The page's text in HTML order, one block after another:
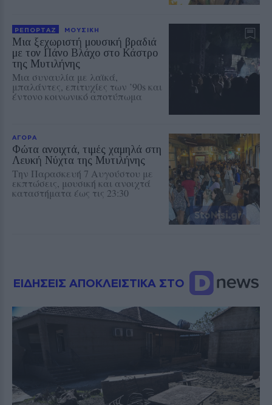
ΡΕΠΟΡΤΑΖ ΜΟΥΣΙΚΗ
Μια ξεχωριστή μουσική βραδιά
με τον Πάνο Βλάχο στο Κάστρο
της Μυτιλήνης
Μια συναυλία με λαϊκά,
μπαλάντες, επιτυχίες των ’90s και
έντονο κοινωνικό αποτύπωμα
ΑΓΟΡΑ
Φώτα ανοιχτά, τιμές χαμηλά στη
Λευκή Νύχτα της Μυτιλήνης
Την Παρασκευή 7 Αυγούστου με
εκπτώσεις, μουσική και ανοιχτά
καταστήματα έως τις 23:30
ΕΙΔΗΣΕΙΣ ΑΠΟΚΛΕΙΣΤΙΚΑ ΣΤΟ